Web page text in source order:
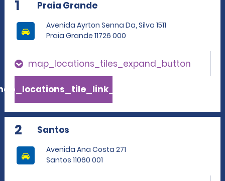
1 Praia Grande
Avenida Ayrton Senna Da, Silva 1511
Praia Grande 11726 000
map_locations_tiles_expand_button
2 Santos
Avenida Ana Costa 271
Santos 11060 001